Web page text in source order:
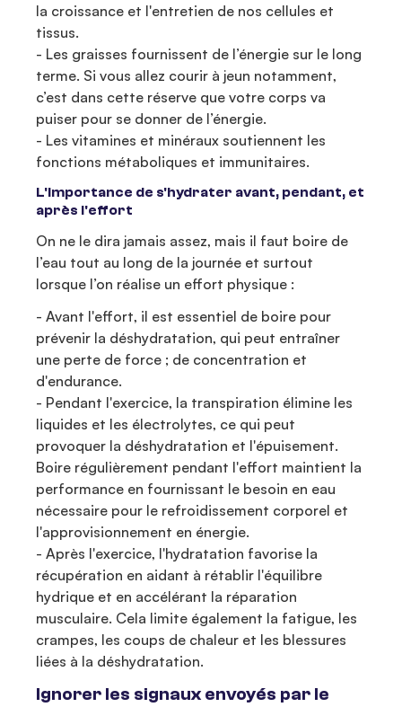
la croissance et l'entretien de nos cellules et
tissus.
- Les graisses fournissent de l’énergie sur le long
terme. Si vous allez courir à jeun notamment,
c’est dans cette réserve que votre corps va
puiser pour se donner de l’énergie.
- Les vitamines et minéraux soutiennent les
fonctions métaboliques et immunitaires.
L'importance de s'hydrater avant, pendant, et
après l'effort
On ne le dira jamais assez, mais il faut boire de
l’eau tout au long de la journée et surtout
lorsque l’on réalise un effort physique :
- Avant l'effort, il est essentiel de boire pour
prévenir la déshydratation, qui peut entraîner
une perte de force ; de concentration et
d'endurance.
- Pendant l'exercice, la transpiration élimine les
liquides et les électrolytes, ce qui peut
provoquer la déshydratation et l'épuisement.
Boire régulièrement pendant l'effort maintient la
performance en fournissant le besoin en eau
nécessaire pour le refroidissement corporel et
l'approvisionnement en énergie.
- Après l'exercice, l'hydratation favorise la
récupération en aidant à rétablir l'équilibre
hydrique et en accélérant la réparation
musculaire. Cela limite également la fatigue, les
crampes, les coups de chaleur et les blessures
liées à la déshydratation.
Ignorer les signaux envoyés par le